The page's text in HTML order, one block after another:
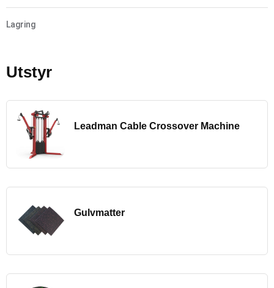
Lagring
Utstyr
Leadman Cable Crossover Machine
Gulvmatter